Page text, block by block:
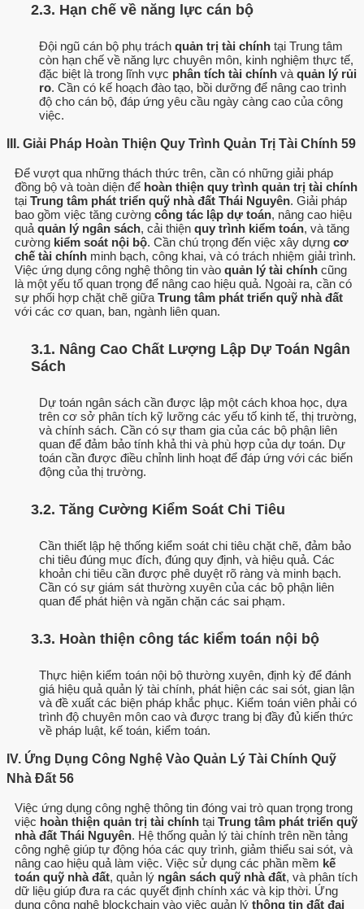
2.3. Hạn chế về năng lực cán bộ
Đội ngũ cán bộ phụ trách quản trị tài chính tại Trung tâm
còn hạn chế về năng lực chuyên môn, kinh nghiệm thực tế,
đặc biệt là trong lĩnh vực phân tích tài chính và quản lý rủi
ro. Cần có kế hoạch đào tạo, bồi dưỡng để nâng cao trình
độ cho cán bộ, đáp ứng yêu cầu ngày càng cao của công
việc.
III. Giải Pháp Hoàn Thiện Quy Trình Quản Trị Tài Chính 59
Để vượt qua những thách thức trên, cần có những giải pháp
đồng bộ và toàn diện để hoàn thiện quy trình quản trị tài chính
tại Trung tâm phát triển quỹ nhà đất Thái Nguyên. Giải pháp
bao gồm việc tăng cường công tác lập dự toán, nâng cao hiệu
quả quản lý ngân sách, cải thiện quy trình kiểm toán, và tăng
cường kiểm soát nội bộ. Cần chú trọng đến việc xây dựng cơ
chế tài chính minh bạch, công khai, và có trách nhiệm giải trình.
Việc ứng dụng công nghệ thông tin vào quản lý tài chính cũng
là một yếu tố quan trọng để nâng cao hiệu quả. Ngoài ra, cần có
sự phối hợp chặt chẽ giữa Trung tâm phát triển quỹ nhà đất
với các cơ quan, ban, ngành liên quan.
3.1. Nâng Cao Chất Lượng Lập Dự Toán Ngân
Sách
Dự toán ngân sách cần được lập một cách khoa học, dựa
trên cơ sở phân tích kỹ lưỡng các yếu tố kinh tế, thị trường,
và chính sách. Cần có sự tham gia của các bộ phận liên
quan để đảm bảo tính khả thi và phù hợp của dự toán. Dự
toán cần được điều chỉnh linh hoạt để đáp ứng với các biến
động của thị trường.
3.2. Tăng Cường Kiểm Soát Chi Tiêu
Cần thiết lập hệ thống kiểm soát chi tiêu chặt chẽ, đảm bảo
chi tiêu đúng mục đích, đúng quy định, và hiệu quả. Các
khoản chi tiêu cần được phê duyệt rõ ràng và minh bạch.
Cần có sự giám sát thường xuyên của các bộ phận liên
quan để phát hiện và ngăn chặn các sai phạm.
3.3. Hoàn thiện công tác kiểm toán nội bộ
Thực hiện kiểm toán nội bộ thường xuyên, định kỳ để đánh
giá hiệu quả quản lý tài chính, phát hiện các sai sót, gian lận
và đề xuất các biện pháp khắc phục. Kiểm toán viên phải có
trình độ chuyên môn cao và được trang bị đầy đủ kiến thức
về pháp luật, kế toán, kiểm toán.
IV. Ứng Dụng Công Nghệ Vào Quản Lý Tài Chính Quỹ
Nhà Đất 56
Việc ứng dụng công nghệ thông tin đóng vai trò quan trọng trong
việc hoàn thiện quản trị tài chính tại Trung tâm phát triển quỹ
nhà đất Thái Nguyên. Hệ thống quản lý tài chính trên nền tảng
công nghệ giúp tự động hóa các quy trình, giảm thiểu sai sót, và
nâng cao hiệu quả làm việc. Việc sử dụng các phần mềm kế
toán quỹ nhà đất, quản lý ngân sách quỹ nhà đất, và phân tích
dữ liệu giúp đưa ra các quyết định chính xác và kịp thời. Ứng
dụng công nghệ blockchain vào việc quản lý thông tin đất đai